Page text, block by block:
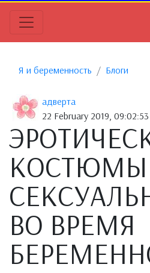
Я и беременность Блоги
адверта
22 February 2019, 09:02:53
КОСТЮМЫ
ВО ВРЕМЯ